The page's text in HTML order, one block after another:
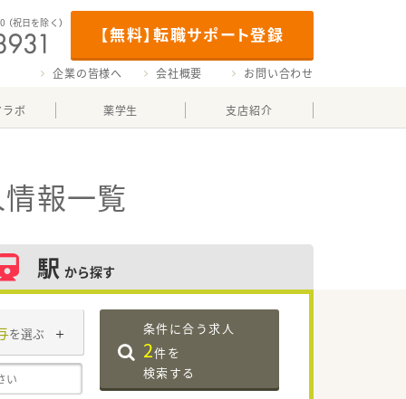
【無料】転職サポート登録
（祝日を除く）
企業の皆様へ 会社概要 お問い合わせ
ボ 薬学生 支店紹介
報一覧
駅 から探す
を選ぶ 条件に合う求人
2件を
検索する